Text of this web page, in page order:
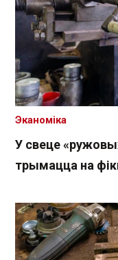
У свеце
трымацца на
Эканоміка